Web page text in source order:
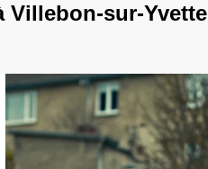
Villebon-sur-Yvette